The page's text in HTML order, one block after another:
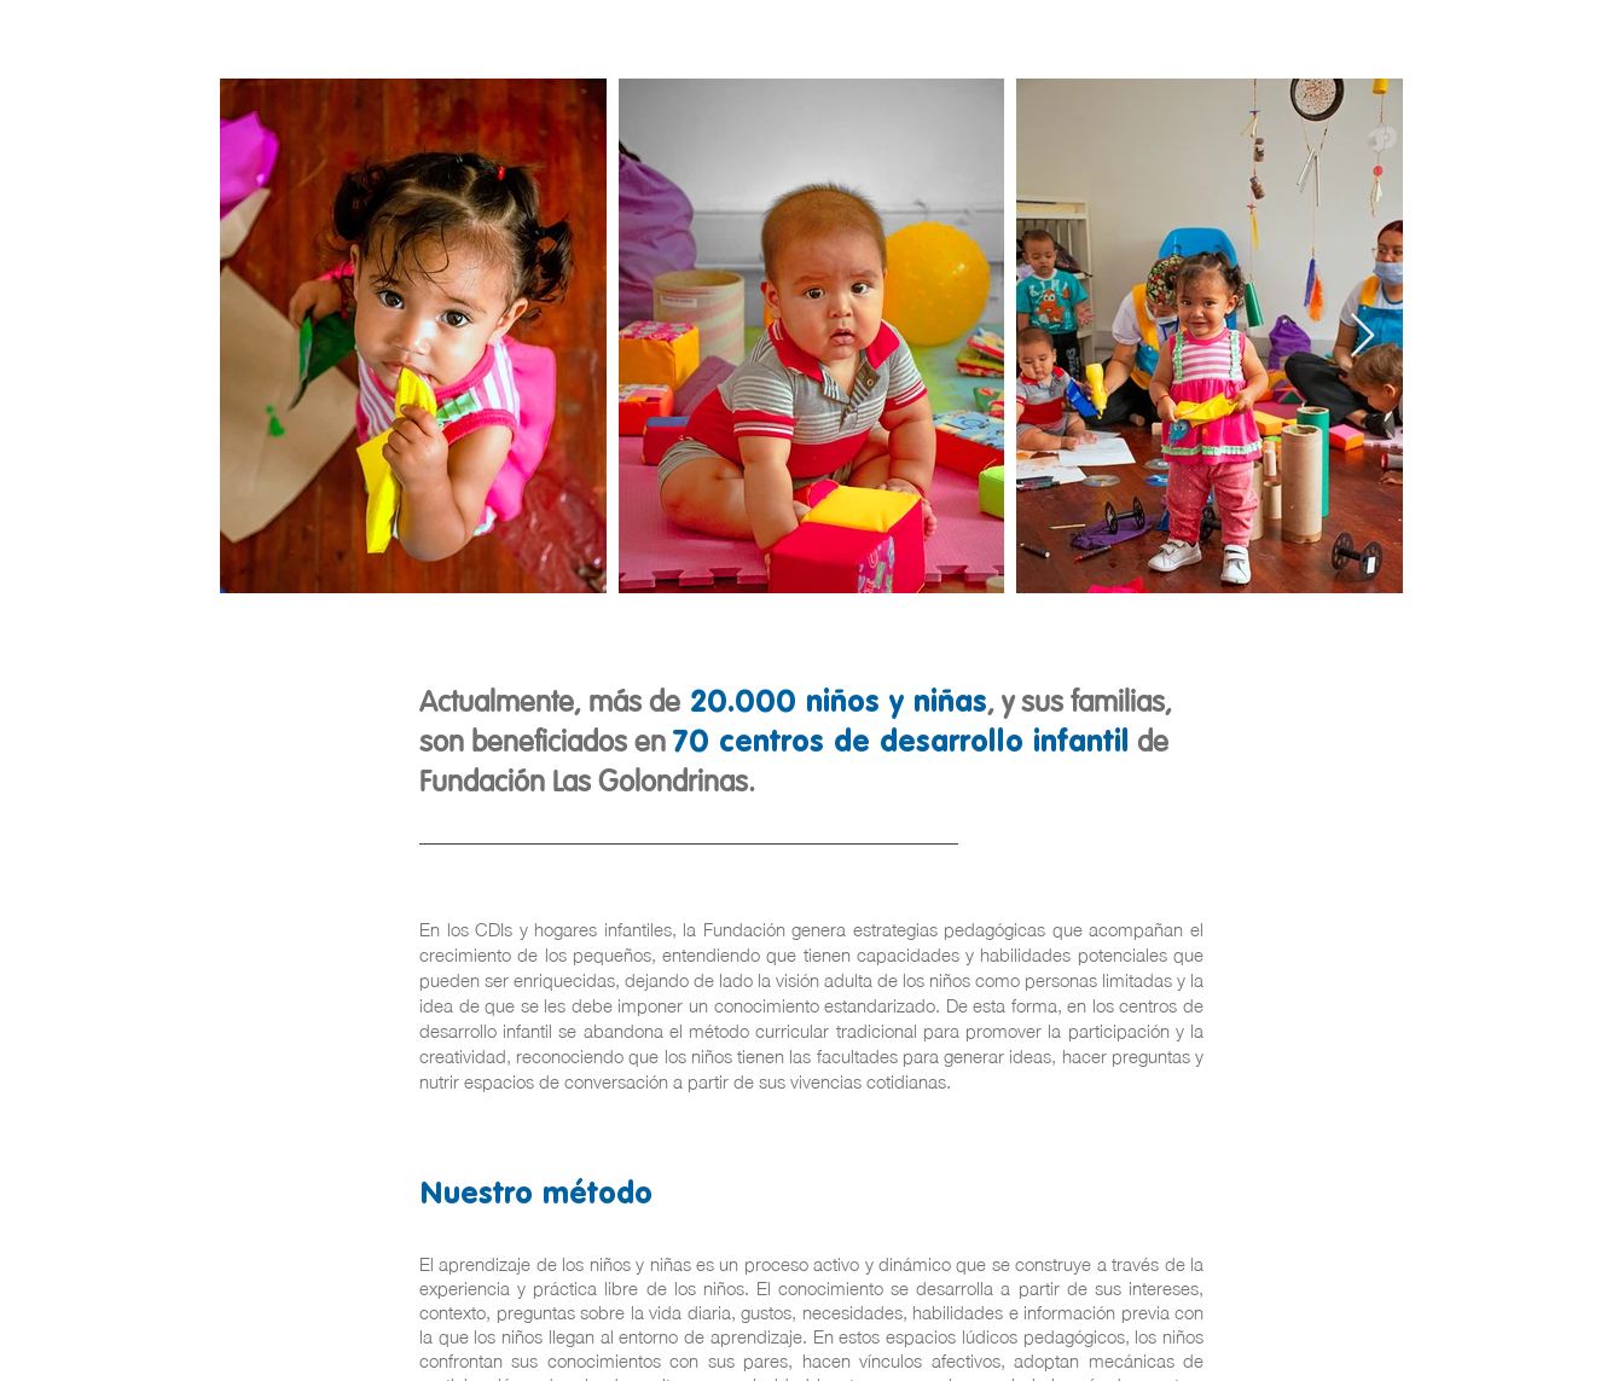
Actualmente, más de 20.000 niños y niñas, y sus familias,
son beneficiados en 70 centros de desarrollo infantil de
Fundación Las Golondrinas.
En los CDIs y hogares infantiles, la Fundación genera estrategias pedagógicas que acompañan el
crecimiento de los pequeños, entendiendo que tienen capacidades y habilidades potenciales que
pueden ser enriquecidas, dejando de lado la visión adulta de los niños como personas limitadas y la
idea de que se les debe imponer un conocimiento estandarizado. De esta forma, en los centros de
desarrollo infantil se abandona el método curricular tradicional para promover la participación y la
creatividad, reconociendo que los niños tienen las facultades para generar ideas, hacer preguntas y
nutrir espacios de conversación a partir de sus vivencias cotidianas.
Nuestro método
El aprendizaje de los niños y niñas es un proceso activo y dinámico que se construye a través de la
experiencia y práctica libre de los niños. El conocimiento se desarrolla a partir de sus intereses,
contexto, preguntas sobre la vida diaria, gustos, necesidades, habilidades e información previa con
la que los niños llegan al entorno de aprendizaje. En estos espacios lúdicos pedagógicos, los niños
confrontan sus conocimientos con sus pares, hacen vínculos afectivos, adoptan mecánicas de